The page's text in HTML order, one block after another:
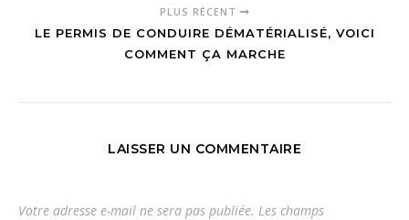
PLUS RÉCENT
LE PERMIS DE CONDUIRE DÉMATÉRIALISÉ, VOICI
COMMENT ÇA MARCHE
LAISSER UN COMMENTAIRE
Votre adresse e-mail ne sera pas publiée. Les champs